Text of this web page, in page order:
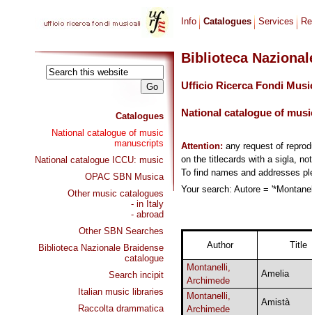
Catalogues
National catalogue of music
manuscripts
National catalogue ICCU: music
OPAC SBN Musica
Other music catalogues
- in Italy
- abroad
Other SBN Searches
Biblioteca Nazionale Braidense
catalogue
Search incipit
Italian music libraries
Raccolta drammatica
Info Catalogues Services
Biblioteca
Ufficio Ricerca Fondi
National catalogue of
Attention: any request of
on the titlecards with a sigla,
To find names and addresses
Your search: Autore =
Author Title
Montanelli,
Archimede
Amelia
Montanelli,
Archimede
Amistà